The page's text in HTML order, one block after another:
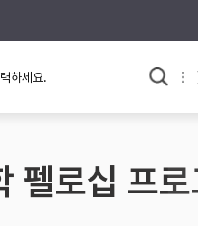
사료와 문학으로 본
고대
고려 펠로십 프